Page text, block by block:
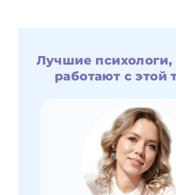
Лучшие психологи,
работают с этой